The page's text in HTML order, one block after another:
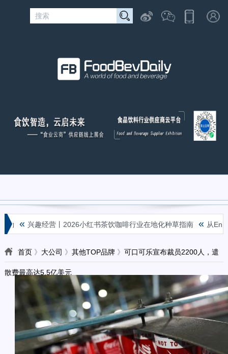
« 兴趣经营丨2026小红书茶饮咖啡行业在地化种草指南 « 从
首页》 大公司 》 其他TOP品牌》 可口可乐宣布裁员2200人，遣
散费最高达5.5亿美元